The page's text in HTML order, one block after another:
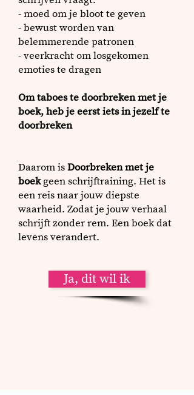
- moed om je bloot te geven
- bewust worden van
belemmerende patronen
- veerkracht om losgekomen
emoties te dragen
Om taboes te doorbreken met je
boek,heb je eerst iets in jezelf te
doorbreken
Daarom isDoorbreken met je
boekgeen schrijftraining. Het is
een reis naar jouw diepste
waarheid. Zodat je jouw verhaal
schrijft zonder rem. Een boek dat
levens verandert.
Ja, dit wil ik